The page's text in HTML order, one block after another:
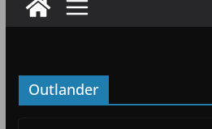
Outlander